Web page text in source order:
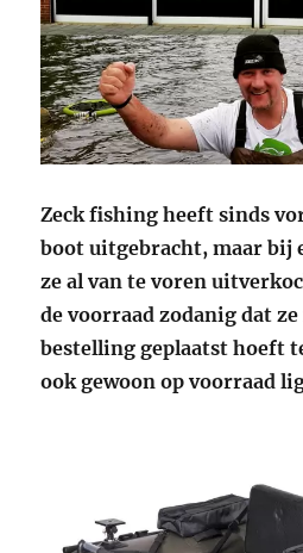
Zeck fishing heeft sinds
boot uitgebracht, maar bij
ze al van te voren
de voorraad zodanig dat
bestelling geplaatst hoeft
ook gewoon op voorraad